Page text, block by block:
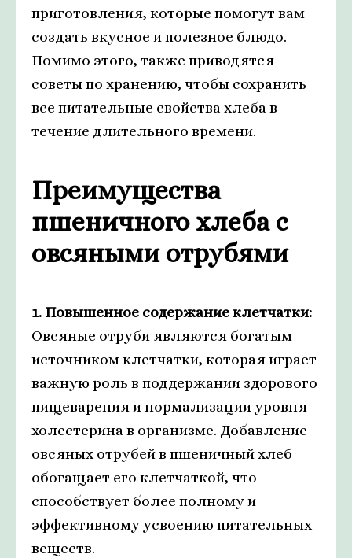
приготовления, которые помогут вам
создать вкусное и полезное блюдо.
Помимо этого, также приводятся
советы по хранению, чтобы сохранить
все питательные свойства хлеба в
течение длительного времени.
Преимущества
пшеничного хлеба с
овсяными отрубями
1. Повышенное содержание клетчатки:
Овсяные отруби являются богатым
источником клетчатки, которая играет
важную роль в поддержании здорового
пищеварения и нормализации уровня
холестерина в организме. Добавление
овсяных отрубей в пшеничный хлеб
обогащает его клетчаткой, что
способствует более полному и
эффективному усвоению питательных
веществ.